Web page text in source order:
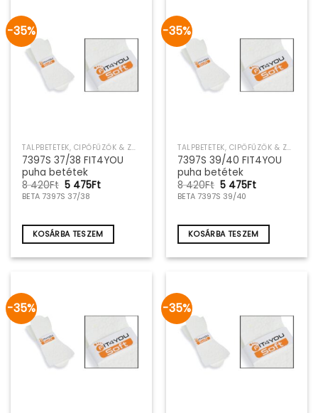
-35%
TALPBETÉTEK, CIPŐFŰZŐK & ZOKNIK
7397S 37/38 FIT4YOU
puha betétek
8 420Ft Original
price
was:
420Ft.
5 475FtCurrent
475Ft.
BETA 7397S 37/38
KOSÁRBA TESZEM
-35%
TALPBETÉTEK, CIPŐFŰZŐK & ZOKNIK
7397S 39/40 FIT4YOU
puha betétek
8 420Ft Original
price
was:
420Ft.
5 475FtCurrent
475Ft.
BETA 7397S 39/40
KOSÁRBA TESZEM
-35% -35%